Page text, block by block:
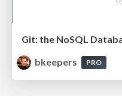
Git: the NoSQL
bkeepers
PRO